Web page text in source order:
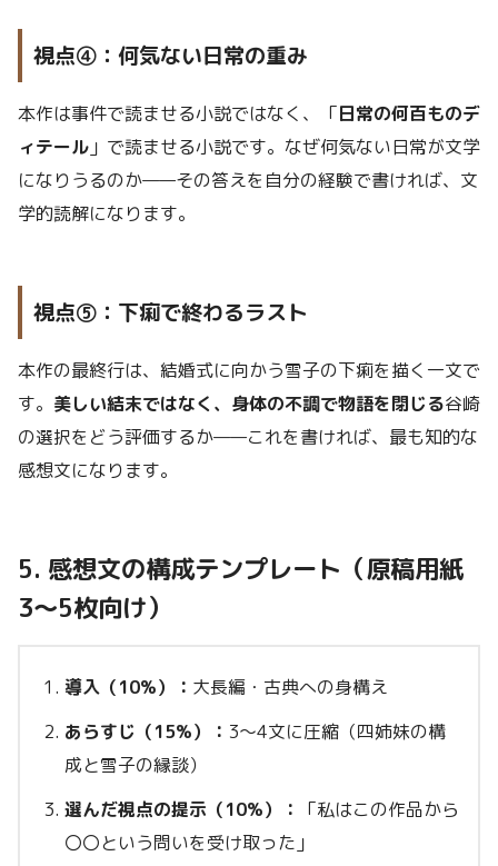
視点④：何気ない日常の重み
本作は事件で読ませる小説ではなく、「日常の何百ものデ
ィテール 」で読ませる小説です。なぜ何気ない日常が文学
になりうるのか——その答えを自分の経験で書ければ、文
学的読解になります。
視点⑤：下痢で終わるラスト
本作の最終行は、結婚式に向かう雪子の下痢を描く一文で
す。 美しい結末ではなく、身体の不調で物語を閉じる谷崎
の選択をどう評価するか——これを書ければ、最も知的な
感想文になります。
5. 感想文の構成テンプレート（原稿用紙
3〜5枚向け）
導入（10%）： 大長編・古典への身構え
あらすじ（15%）： 3〜4文に圧縮（四姉妹の構
成と雪子の縁談）
選んだ視点の提示（10%）：
「私はこの作品から
〇〇という問いを受け取った」